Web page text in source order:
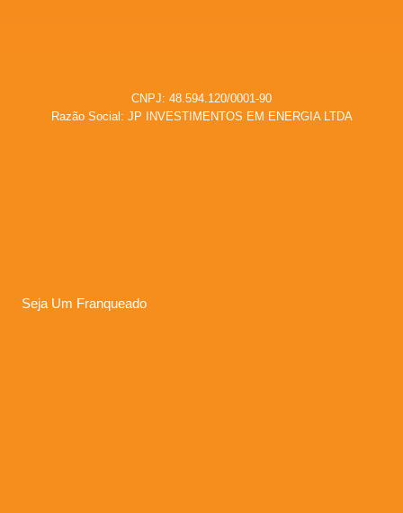
Seja Um Franqueado
CNPJ: 48.594.120/0001-90
Razão Social: JP INVESTIMENTOS EM ENERGIA LTDA